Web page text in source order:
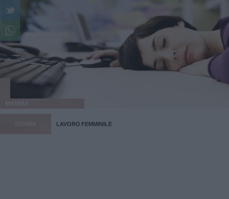
LAVORO FEMMINILE